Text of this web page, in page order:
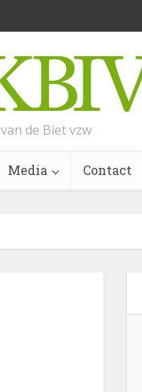
de Biet vzw
Media Contact